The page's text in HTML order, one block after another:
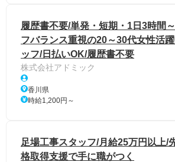
履歴書不要/単発・短期・1日3時間
フバランス重視の20～30代女性活
ッフ/日払いOK/履歴書不要
株式会社アドミック
香川県
時給1,200円～
足場工事スタッフ/月給25万円以上/
格取得支援で手に職がつく